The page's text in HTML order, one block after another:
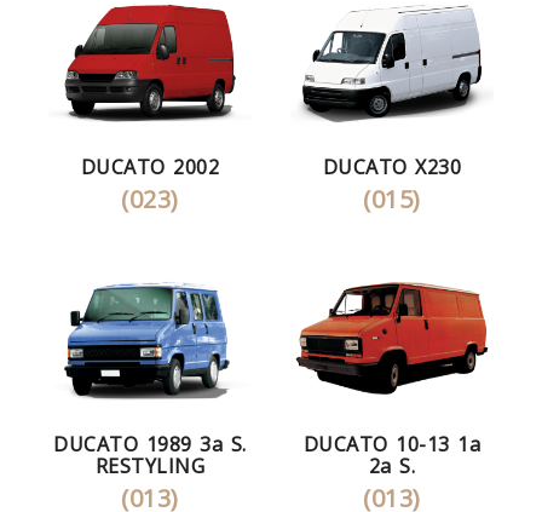
DUCATO 2002
(023)
DUCATO X230
(015)
DUCATO 1989 3a S.
RESTYLING
(013)
DUCATO 10-13 1a
2a S.
(013)